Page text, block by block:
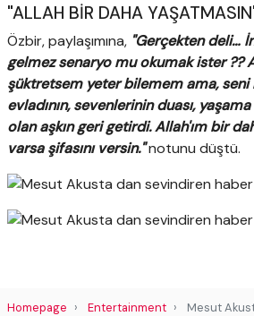
"ALLAH BİR DAHA
Özbir, paylaşımına, "Gerçekten deli…
gelmez senaryo mu okumak ister ??
şüktretsem yeter bilemem ama, seni
evladının, sevenlerinin duası, yaşama
olan aşkın geri getirdi.Allah'ım bir
varsa şifasını versin."notunu düştü.
Homepage Entertainment Mesut